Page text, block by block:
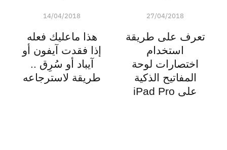
27/04/2018
تعرف على طريقة
استخدام
اختصارات لوحة
المفاتيح الذكية
على iPad Pro
14/04/2018
هذا ماعليك فعله
إذا فقدت آيفون أو
آيباد أو سُرِق ..
طريقة لاسترجاعه